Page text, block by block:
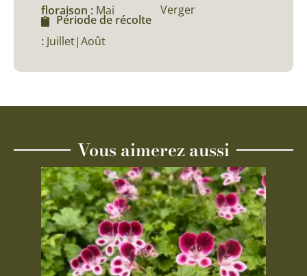
floraison : Mai
Période de récolte
: Juillet|Août
Verger
Vous aimerez aussi